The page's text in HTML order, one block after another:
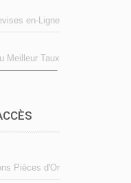
en-Ligne
Meilleur Taux
Pièces d'Or